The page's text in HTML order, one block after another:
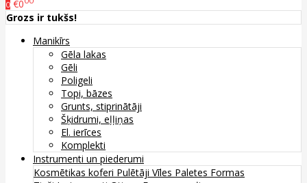
0 €0
Grozs ir tukšs!
Manikīrs
Gēla lakas
Gēli
Poligeli
Topi, bāzes
Grunts, stiprinātāji
Šķidrumi, eļļiņas
El. ierīces
Komplekti
Instrumenti un piederumi
Kosmētikas koferi Pulētāji Vīles Paletes Formas